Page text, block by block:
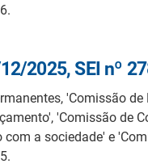
2025, SEI nº
'Comissão
'Comissão de
a sociedade' e